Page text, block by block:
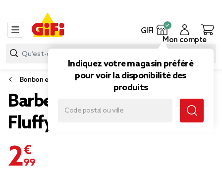
GIFI
Indiquez votre magasin préféré
pour voir la disponibilité des
produits
Mon compte
Bonbon et gourmandise
Barbe à papa goût fruit
Fluffy Stuff
2,99 €